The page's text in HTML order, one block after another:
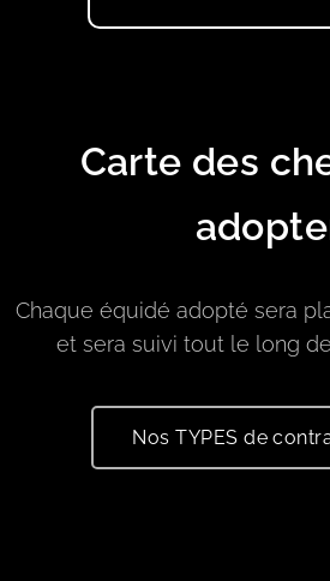
Carte des
Chaque équidé adopté sera
et sera suivi tout le long
Nos TYPES de